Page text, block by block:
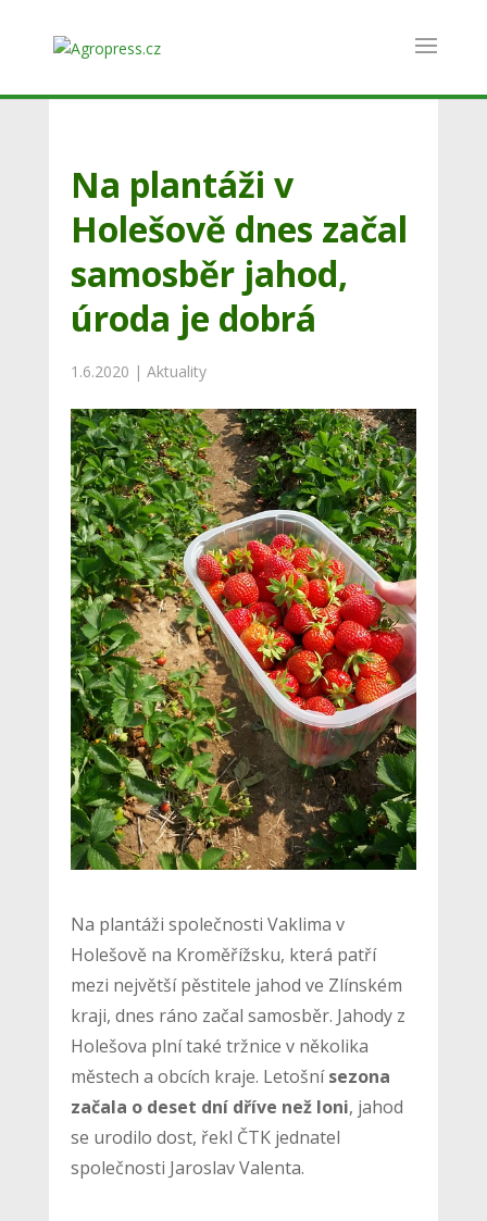
Na plantáži v
Holešově dnes začal
samosběr jahod,
úroda je dobrá
1.6.2020 | Aktuality
Na plantáži společnosti Vaklima v
Holešově na Kroměřížsku, která patří
mezi největší pěstitele jahod ve Zlínském
kraji, dnes ráno začal samosběr. Jahody z
Holešova plní také tržnice v několika
městech a obcích kraje. Letošnísezona
začala o deset dní dříve než loni, jahod
se urodilo dost, řekl ČTK jednatel
společnosti Jaroslav Valenta.